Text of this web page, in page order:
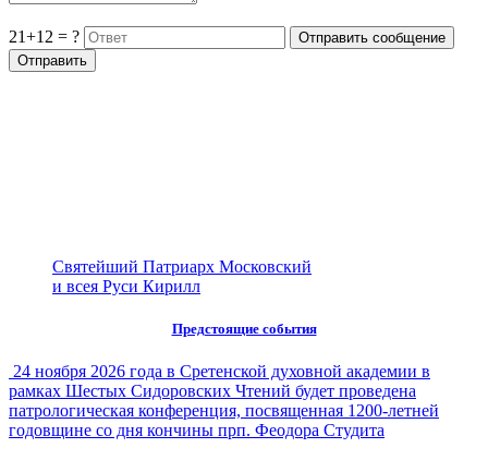
21+12 = ?
Святейший Патриарх Московский
и всея Руси Кирилл
Предстоящие события
24 ноября 2026 года в Сретенской духовной академии в
рамках Шестых Сидоровских Чтений будет проведена
патрологическая конференция, посвященная 1200-летней
годовщине со дня кончины прп. Феодора Студита